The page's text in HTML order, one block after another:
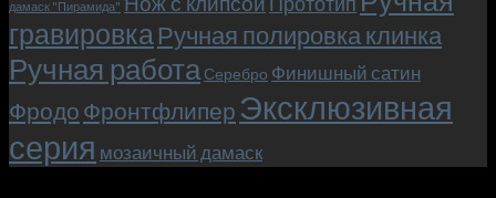
дамаск "Пирамида"
гравировкаРучная полировка клинка
Ручная работа Серебро Финишный сатин
Фродо Фронтфлипер Эксклюзивная
серия мозаичный дамаск